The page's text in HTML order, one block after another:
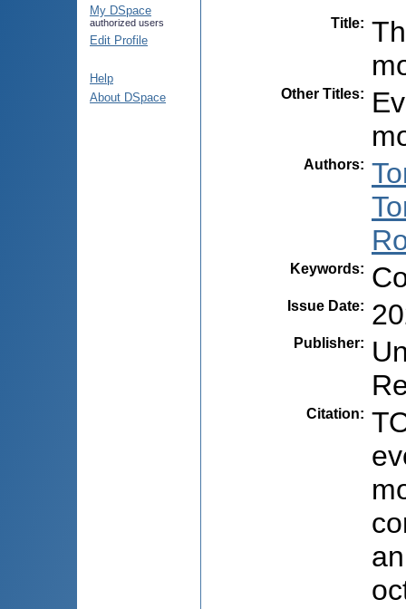
My DSpace
authorized users
Edit Profile
Help
About DSpace
Title:
Other Titles:
Authors:
Keywords:
Issue Date:
Publisher:
Citation: